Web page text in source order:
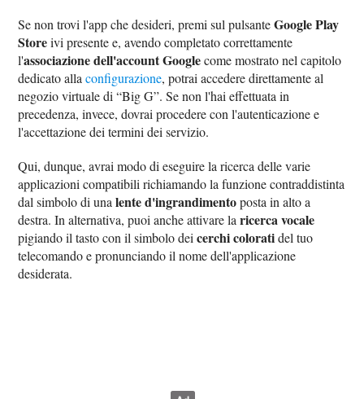
Se non trovi l'app che desideri, premi sul pulsanteGoogle Play
Storeivi presente e, avendo completato correttamente
l'associazione dell'account Googlecome mostrato nel capitolo
dedicato allaconfigurazione, potrai accedere direttamente al
negozio virtuale di “Big G”. Se non l'hai effettuata in
precedenza, invece, dovrai procedere con l'autenticazione e
l'accettazione dei termini dei servizio.
Qui, dunque, avrai modo di eseguire la ricerca delle varie
applicazioni compatibili richiamando la funzione contraddistinta
dal simbolo di unalente d'ingrandimentoposta in alto a
destra. In alternativa, puoi anche attivare laricerca vocale
pigiando il tasto con il simbolo deicerchi coloratidel tuo
telecomando e pronunciando il nome dell'applicazione
desiderata.